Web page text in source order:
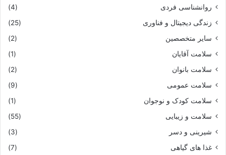
روانشناسی فردی
(4)
زندگی دیجیتال و فناوری
(25)
سایر متخصصین
(2)
سلامت آقایان
(1)
سلامت بانوان
(2)
سلامت عمومی
(9)
سلامت کودک و نوجوان
(1)
سلامت و زیبایی
(55)
شیرینی و دسر
(3)
غذا های گیاهی
(7)